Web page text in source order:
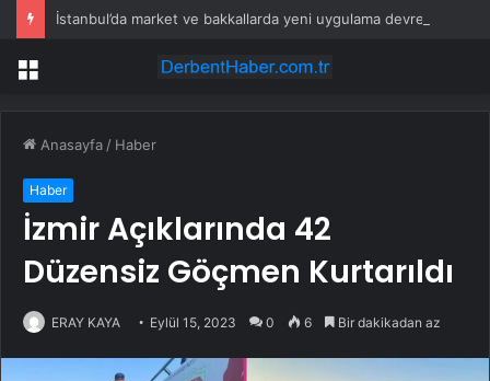
Menü
Anasayfa / Haber
Haber
İzmir Açıklarında 42
Düzensiz Göçmen Kurtarıldı
ERAY KAYA Eylül 15, 2023 0 6 Bir dakikadan az